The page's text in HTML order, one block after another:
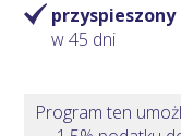
w 45 dni
Program ten